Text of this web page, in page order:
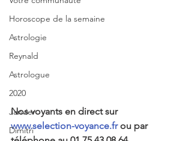
Horoscope de la semaine
Astrologie
Reynald
Astrologue
2020
Janvier
Dimitri
Nos voyants en direct sur
www.selection-voyance.fr ou par